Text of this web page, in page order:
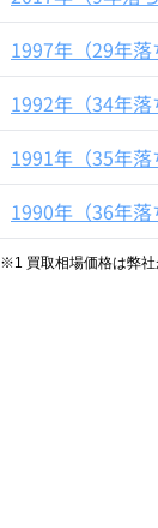
1997年（29年落
1992年（34年落
1991年（35年落
1990年（36年落
※1 買取相場価格は弊社